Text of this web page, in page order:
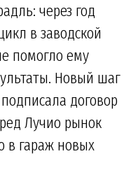
через год
в заводской
помогло ему
Новый шаг
договор
Лучио рынок
в гараж новых